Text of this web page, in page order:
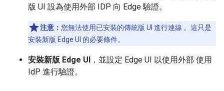
版 UI 設為使用外部 IDP 向 Edge 驗證。
注意： 您無法使用已安裝的傳統版 UI 進行連線 。這只是
安裝新版 Edge UI 的必要條件。
安裝新版 Edge UI ，並設定 Edge UI 以使用外部 使用
IdP 進行驗證。